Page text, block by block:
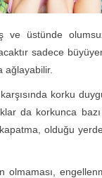
ve üstünde
sadece
ağlayabilir.
korku
da korkunca
olduğu
olmaması,